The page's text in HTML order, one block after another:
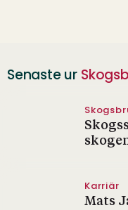
Senaste ur
Karriär
Mats